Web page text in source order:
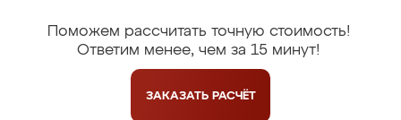
Поможем рассчитать точную стоимость!
Ответим менее, чем за 15 минут!
ЗАКАЗАТЬ РАСЧЁТ